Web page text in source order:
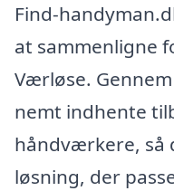
Find-
at sammenligne
Værløse.
nemt indhente
håndværkere, så
løsning, der